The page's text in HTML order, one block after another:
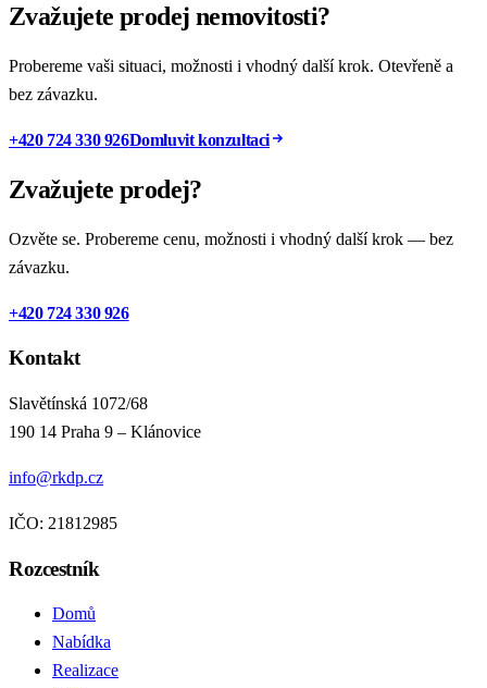
Zvažujete prodej nemovitosti?
Probereme vaši situaci, možnosti i vhodný další krok. Otevřeně a
bez závazku.
+420 724 330 926Domluvit konzultaci
Zvažujete prodej?
Ozvěte se. Probereme cenu, možnosti i vhodný další krok — bez
závazku.
+420 724 330 926
Kontakt
Slavětínská 1072/68
190 14 Praha 9 – Klánovice
info@rkdp.cz
IČO: 21812985
Rozcestník
Domů
Nabídka
Realizace